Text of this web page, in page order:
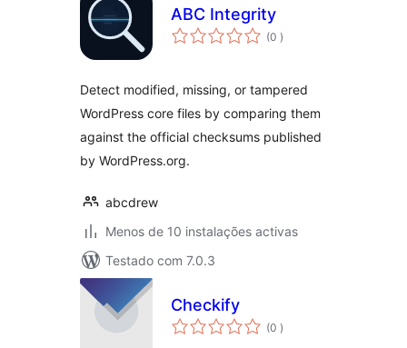
ABC Integrity
(0 classificações
)
Detect modified, missing, or tampered
WordPress core files by comparing them
against the official checksums published
by WordPress.org.
abcdrew
Menos de 10 instalações activas
Testado com 7.0.3
Checkify
(0 classificações
)